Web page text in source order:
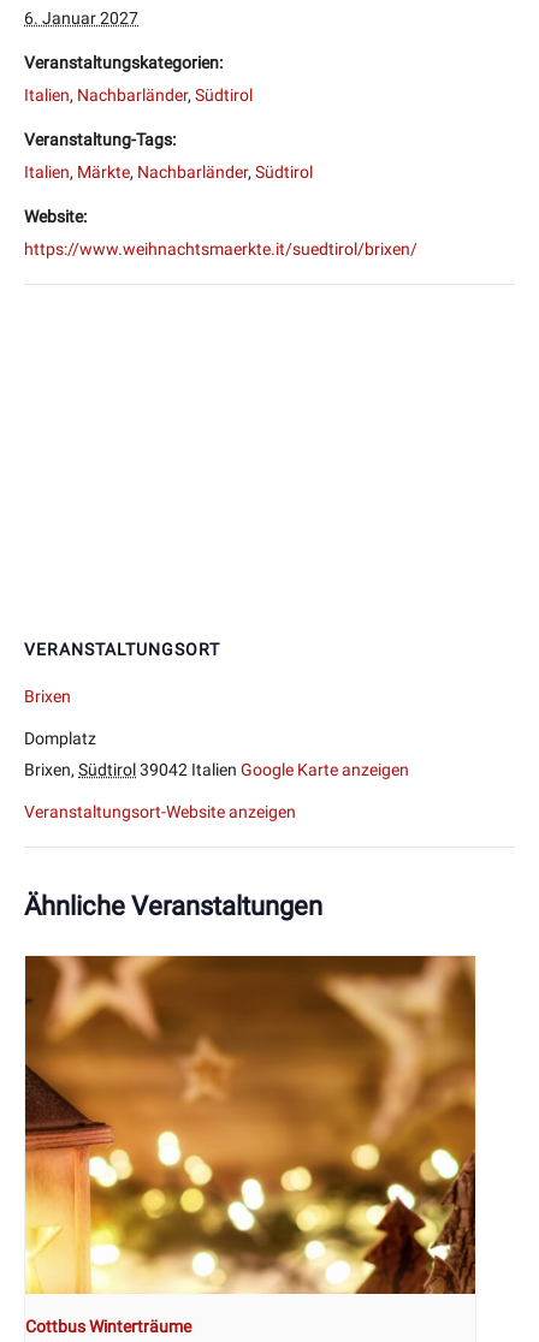
6. Januar 2027
Veranstaltungskategorien:
Italien, Nachbarländer, Südtirol
Veranstaltung-Tags:
Italien, Märkte, Nachbarländer, Südtirol
Website:
https://www.weihnachtsmaerkte.it/suedtirol/brixen/
VERANSTALTUNGSORT
Brixen
Domplatz
Brixen, Südtirol39042 Italien Google Karte anzeigen
Veranstaltungsort-Website anzeigen
Ähnliche Veranstaltungen
Cottbus Winterträume